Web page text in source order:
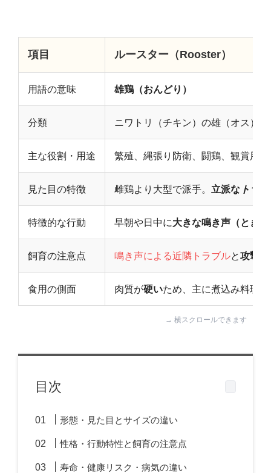
項目 ルースター（Rooster）
用語の意味 雄鶏（おんどり）
分類 ニワトリ（チキン）の雄（オス）
主な役割・用途 繁殖、縄張り防衛、闘鶏、観賞用
見た目の特徴 雌鶏より大型で派手。 立派な トサカ
特徴的な行動 早朝や日中に大きな鳴き声（とき）
飼育の注意点 鳴き声による近隣トラブルと攻撃性
食用の側面 肉質が硬いため、主に煮込み料理
目次
形態・見た目とサイズの違い
性格・行動特性と飼育の注意点
寿命・健康リスク・病気の違い